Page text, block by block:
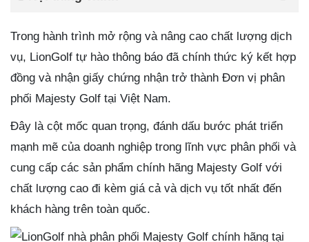
Trong hành trình mở rộng và nâng cao chất lượng dịch
vụ, LionGolf tự hào thông báo đã chính thức ký kết hợp
đồng và nhận giấy chứng nhận trở thành Đơn vị phân
phối Majesty Golf tại Việt Nam.
Đây là cột mốc quan trọng, đánh dấu bước phát triển
mạnh mẽ của doanh nghiệp trong lĩnh vực phân phối và
cung cấp các sản phẩm chính hãng Majesty Golf với
chất lượng cao đi kèm giá cả và dịch vụ tốt nhất đến
khách hàng trên toàn quốc.